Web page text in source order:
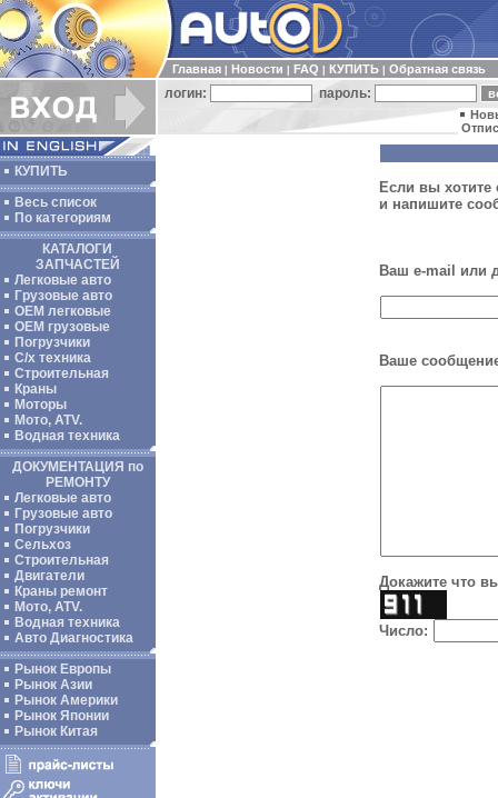
Главная Новости FAQ КУПИТЬ Обратная связь
логин: пароль:
КУПИТЬ
Весь список
По категориям
КАТАЛОГИ
ЗАПЧАСТЕЙ
Легковые авто
Грузовые авто
ОЕМ легковые
OEM грузовые
Погрузчики
С/х техника
Строительная
Краны
Моторы
Мото, ATV.
Водная техника
ДОКУМЕНТАЦИЯ по
РЕМОНТУ
Легковые авто
Грузовые авто
Погрузчики
Сельхоз
Строительная
Двигатели
Краны ремонт
Мото, ATV.
Водная техника
Авто Диагностика
Рынок Европы
Рынок Азии
Рынок Америки
Рынок Японии
Рынок Китая
Если вы хотите
и напишите
Ваш e-mail или
Ваше
Докажите что
Число: